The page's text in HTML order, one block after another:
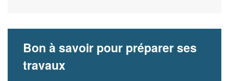
Bon à savoir pour préparer ses
travaux